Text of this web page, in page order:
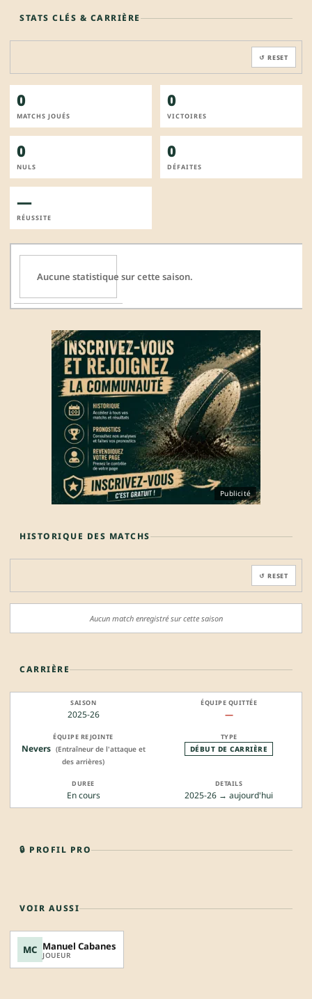
STATS CLÉS & CARRIÈRE
↺ RESET
0
MATCHS JOUÉS
0
VICTOIRES
0
NULS
0
DÉFAITES
—
RÉUSSITE
Aucune statistique sur cette saison.
Publicité
HISTORIQUE DES MATCHS
↺ RESET
Aucun match enregistré sur cette saison
CARRIÈRE
2025-26 —
Nevers (Entraîneur de l'attaque et
des arrières)
DÉBUT DE CARRIÈRE
En cours 2025-26 → aujourd'hui
🔒 PROFIL PRO
VOIR AUSSI
MC Manuel Cabanes
JOUEUR